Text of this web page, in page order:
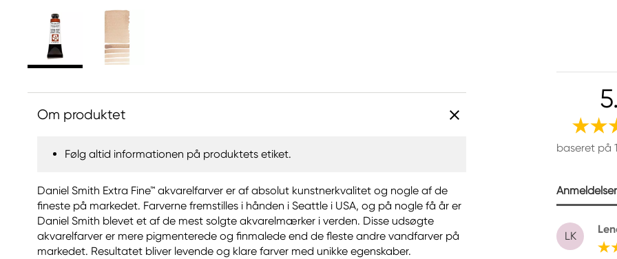
Om produktet
Følg altid informationen på produktets etiket.
Daniel Smith Extra Fine™ akvarelfarver er af absolut kunstnerkvalitet og nogle af de
fineste på markedet. Farverne fremstilles i hånden i Seattle i USA, og på nogle få år er
Daniel Smith blevet et af de mest solgte akvarelmærker i verden. Disse udsøgte
akvarelfarver er mere pigmenterede og finmalede end de fleste andre vandfarver på
markedet. Resultatet bliver levende og klare farver med unikke egenskaber.
baseret på
Anmeldelser
LK